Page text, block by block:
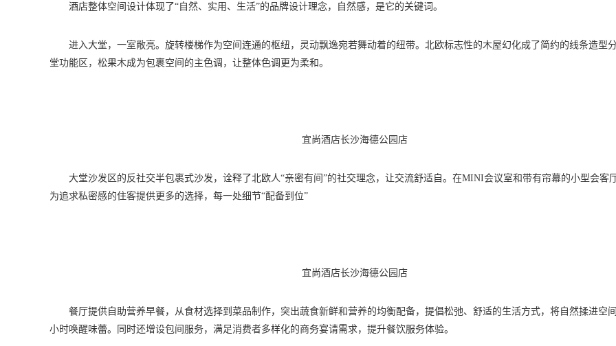
酒店整体空间设计体现了“自然、实用、生活”的品牌设计理念，自然感，是它的关键词。
进入大堂，一室敞亮。旋转楼梯作为空间连通的枢纽，灵动飘逸宛若舞动着的纽带。北欧标志性的木屋幻化成了简约的线条造型
堂功能区，松果木成为包裹空间的主色调，让整体色调更为柔和。
宜尚酒店长沙海德公园店
大堂沙发区的反社交半包裹式沙发，诠释了北欧人“亲密有间”的社交理念，让交流舒适自。在MINI会议室和带有帘幕的小型会客
为追求私密感的住客提供更多的选择，每一处细节“配备到位”
宜尚酒店长沙海德公园店
餐厅提供自助营养早餐，从食材选择到菜品制作，突出蔬食新鲜和营养的均衡配备，提倡松弛、舒适的生活方式，将自然揉进空
小时唤醒味蕾。同时还增设包间服务，满足消费者多样化的商务宴请需求，提升餐饮服务体验。